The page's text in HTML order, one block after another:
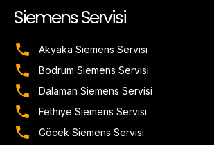
Siemens Servisi
Akyaka Siemens Servisi
Bodrum Siemens Servisi
Dalaman Siemens Servisi
Fethiye Siemens Servisi
Göcek Siemens Servisi